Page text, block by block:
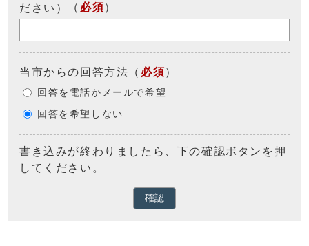
ださい）
（ 必須）
当市からの回答方法 （ 必須）
回答を電話かメールで希望
回答を希望しない
書き込みが終わりましたら、下の確認ボタンを押
してください。
確認